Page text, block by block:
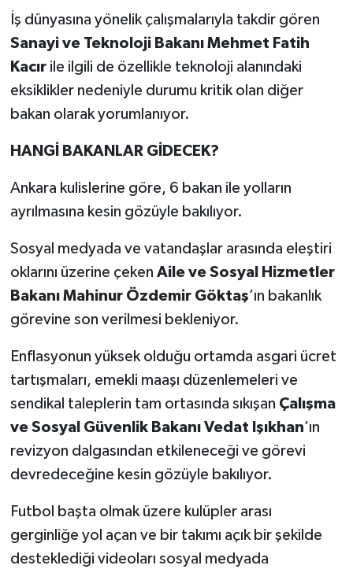
İş dünyasına yönelik çalışmalarıyla takdir gören
Sanayi ve Teknoloji Bakanı Mehmet Fatih
Kacırile ilgili de özellikle teknoloji alanındaki
eksiklikler nedeniyle durumu kritik olan diğer
bakan olarak yorumlanıyor.
HANGİ BAKANLAR GİDECEK?
Ankara kulislerine göre, 6 bakan ile yolların
ayrılmasına kesin gözüyle bakılıyor.
Sosyal medyada ve vatandaşlar arasında eleştiri
oklarını üzerine çeken Aile ve Sosyal Hizmetler
Bakanı Mahinur Özdemir Göktaş’ın bakanlık
görevine son verilmesi bekleniyor.
Enflasyonun yüksek olduğu ortamda asgari ücret
tartışmaları, emekli maaşı düzenlemeleri ve
sendikal taleplerin tam ortasında sıkışan Çalışma
ve Sosyal Güvenlik Bakanı Vedat Işıkhan’ın
revizyon dalgasından etkileneceği ve görevi
devredeceğine kesin gözüyle bakılıyor.
Futbol başta olmak üzere kulüpler arası
gerginliğe yol açan ve bir takımı açık bir şekilde
desteklediği videoları sosyal medyada